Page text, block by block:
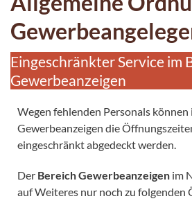
Eingeschränkter Service im
Gewerbeanzeigen
Wegen fehlenden Personals können
Gewerbeanzeigen die
eingeschränkt abgedeckt werden.
Der Bereich Gewerbeanzeigen im
auf Weiteres nur noch zu folgenden